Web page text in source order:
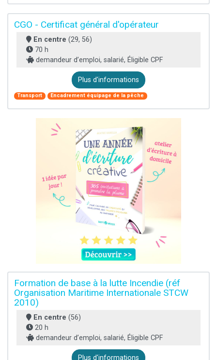
CGO - Certificat général d'opérateur
En centre (29, 56)
70 h
demandeur d’emploi, salarié, Éligible CPF
Plus d'informations
Transport Encadrement équipage de la pêche
Formation de base à la lutte Incendie (réf
Organisation Maritime Internationale STCW
2010)
En centre (56)
20 h
demandeur d’emploi, salarié, Éligible CPF
Plus d'informations